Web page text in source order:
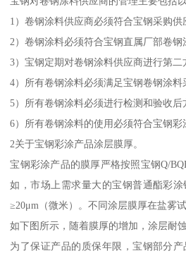
1）卷钢涂料供应商必须符合宝钢采购供
2）卷钢涂料必须符合宝钢直属厂部卷钢
3）宝钢定期对卷钢涂料供应商进行第二
4）所有卷钢涂料必须满足宝钢卷钢涂料
5）所有卷钢涂料必须进行检测和验收后
6）所有卷钢涂料的使用必须符合宝钢彩
2关于宝钢彩涂产品涂层膜厚。
宝钢彩涂产品的膜厚严格按照宝钢Q/
如，市场上需求量大的宝钢普通酯彩
≥20μm（微米）。不同涂层膜厚在盐雾
如下图所示，随着膜厚的增加，涂层耐蚀
为了保证产品的质保年限，宝钢部分